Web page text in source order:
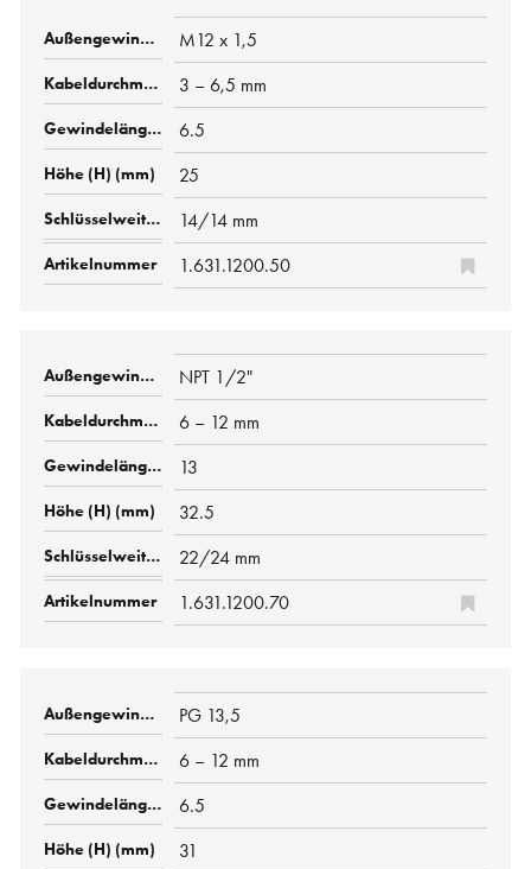
M12 x 1,5
3 – 6,5 mm
6.5
25
14/14 mm
1.631.1200.50
NPT 1/2"
6 – 12 mm
13
32.5
22/24 mm
1.631.1200.70
PG 13,5
6 – 12 mm
6.5
31